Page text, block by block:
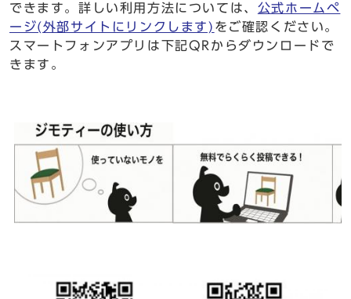
できます。詳しい利用方法については、 公式ホームペ
ージ(外部サイトにリンクします) をご確認ください。
スマートフォンアプリは下記QRからダウンロードで
きます。